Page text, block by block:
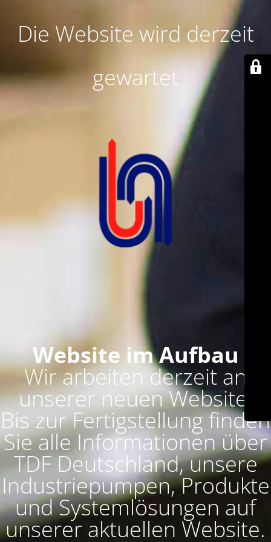
Die Website wird derzeit
gewartet
Website im Aufbau
Wir arbeiten derzeit an
unserer neuen Website.
Bis zur Fertigstellung finden
Sie alle Informationen über
TDF Deutschland, unsere
Industriepumpen, Produkte
und Systemlösungen auf
unserer aktuellen Website.